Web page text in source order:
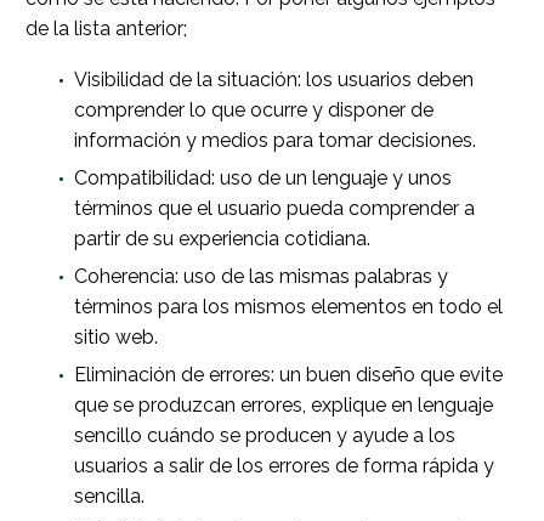
de la lista anterior;
Visibilidad de la situación: los usuarios deben
comprender lo que ocurre y disponer de
información y medios para tomar decisiones.
Compatibilidad: uso de un lenguaje y unos
términos que el usuario pueda comprender a
partir de su experiencia cotidiana.
Coherencia: uso de las mismas palabras y
términos para los mismos elementos en todo el
sitio web.
Eliminación de errores: un buen diseño que evite
que se produzcan errores, explique en lenguaje
sencillo cuándo se producen y ayude a los
usuarios a salir de los errores de forma rápida y
sencilla.